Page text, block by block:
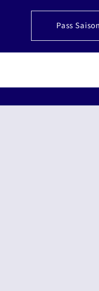
Pass Saison